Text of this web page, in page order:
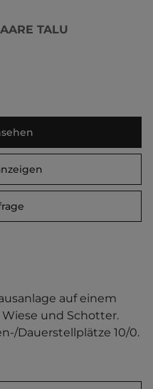
TALU
auf einem
Wiese und Schotter.
Dauerstellplätze 10/0.